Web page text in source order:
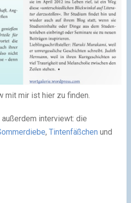
mit mir ist hier zu finden.
interviewt: die
, Tintenfäßchen und